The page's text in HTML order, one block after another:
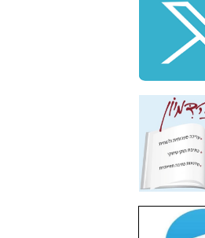
(עד
משרד
עד
השר
נחקר
כאן
"תיק
בתחום